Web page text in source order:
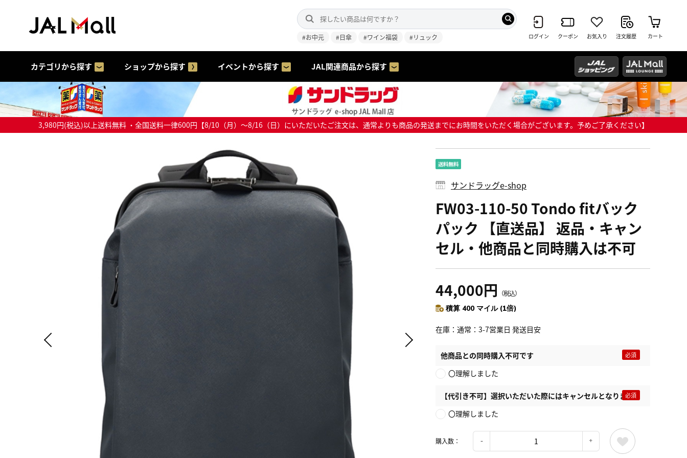
#お中元 #日傘 #ワイン福袋 #リュック ログイン クーポン お気入り 注文履歴 カート
カテゴリから探す ショップから探す イベントから探す JAL関連商品から探す
3,980円(税込)以上送料無料 ・全国送料一律600円【8/10（月）～8/16（日）にいただいたご注文は、通常よりも商品の発送までにお時間をいただく場合がございます。予めご了承ください】
サンドラッグe-shop
FW03-110-50 Tondo fitバック
パック 【直送品】 返品・キャン
セル・他商品と同時購入は不可
44,000円 （税込）
積算 400 マイル (1倍)
在庫 通常：3-7営業日 発送目安
他商品との同時購入不可です
〇理解しました
【代引き不可】選択いただいた際にはキャンセルとなります
〇理解しました
購入数：